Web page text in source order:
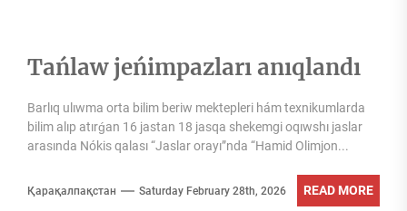
Tańlaw jeńimpazları anıqlandı
Barlıq ulıwma orta bilim beriw mektepleri hám texnikumlarda
bilim alıp atırǵan 16 jastan 18 jasqa shekemgi oqıwshı jaslar
arasında Nókis qalası “Jaslar orayı”nda “Hamid Olimjon...
Қарақалпақстан Saturday February 28th, 2026 READ MORE